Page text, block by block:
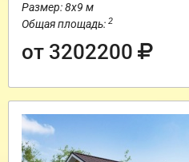
Размер: 8х9 м
Общая площадь: 2
от 3202200